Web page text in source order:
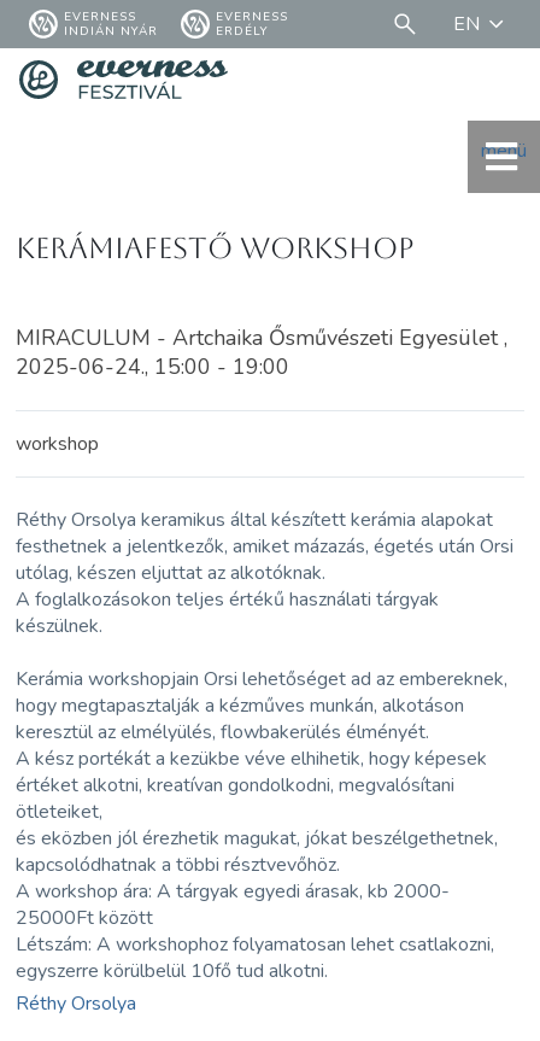
EVERNESS
INDIÁN NYÁR
EVERNESS
ERDÉLY
EN
menü
Kerámiafestő workshop
MIRACULUM - Artchaika Ősművészeti Egyesület ,
2025-06-24., 15:00 - 19:00
workshop
Réthy Orsolya keramikus által készített kerámia alapokat
festhetnek a jelentkezők, amiket mázazás, égetés után Orsi
utólag, készen eljuttat az alkotóknak.
A foglalkozásokon teljes értékű használati tárgyak
készülnek.
Kerámia workshopjain Orsi lehetőséget ad az embereknek,
hogy megtapasztalják a kézműves munkán, alkotáson
keresztül az elmélyülés, flowbakerülés élményét.
A kész portékát a kezükbe véve elhihetik, hogy képesek
értéket alkotni, kreatívan gondolkodni, megvalósítani
ötleteiket,
és eközben jól érezhetik magukat, jókat beszélgethetnek,
kapcsolódhatnak a többi résztvevőhöz.
A workshop ára: A tárgyak egyedi árasak, kb 2000-
25000Ft között
Létszám: A workshophoz folyamatosan lehet csatlakozni,
egyszerre körülbelül 10fő tud alkotni.
Réthy Orsolya